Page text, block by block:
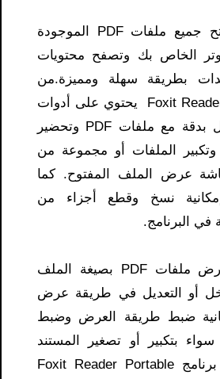
القارئ: يمكنك فتح جميع ملفات PDF الموجودة
الخاص بك وتصفح محتويات
بطريقة سهلة ومميزة.من
برنامج Foxit Reader Portable يحتوي على أدوات
تمكنك من التعامل بدقة مع ملفات PDF وتحضير
وتكبير الملفات أو مجموعة من
عرض الملف المفتوح. كما
إمكانية نسخ وقطع أجزاء من
في البرنامج.
يقوم البرنامج بعرض ملفات PDF بصيغة الملف
أو التعديل في طريقة عرض
ضبط طريقة العرض وضبط
بتكبير أو تصغير المستند
المفتوح. يتضمن برنامج Foxit Reader Portable